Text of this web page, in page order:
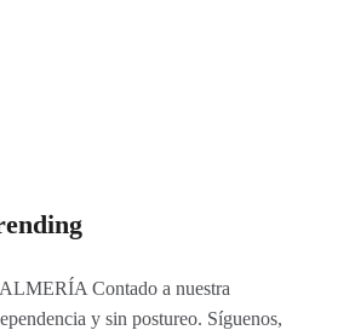
Contado a nuestra
y sin postureo. Síguenos,